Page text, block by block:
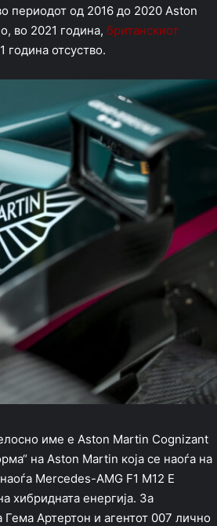
периодот од 2016 до 2020 Aston
во 2021 година, британскиот
година отсуство.
име е Aston Martin Cognizant
на Aston Martin која се наоѓа на
Mercedes-AMG F1 M12 E
хибридната енергија. За
Артертон и агентот 007 лично